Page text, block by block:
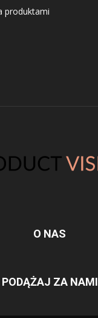
produktami
O NAS
PODĄŻAJ ZA NAMI